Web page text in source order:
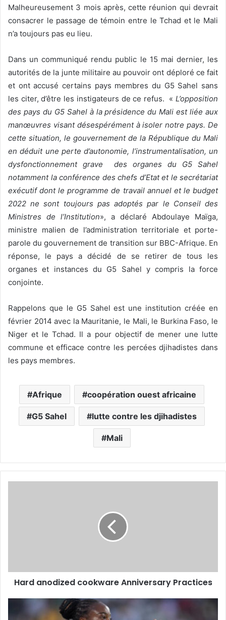
Malheureusement 3 mois après, cette réunion qui devrait
consacrer le passage de témoin entre le Tchad et le Mali
n’a toujours pas eu lieu.
Dans un communiqué rendu public le 15 mai dernier, les
autorités de la junte militaire au pouvoir ont déploré ce fait
et ont accusé certains pays membres du G5 Sahel sans
les citer, d’être les instigateurs de ce refus. « L’opposition
des pays du G5 Sahel à la présidence du Mali est liée aux
manœuvres visant désespérément à isoler notre pays. De
cette situation, le gouvernement de la République du Mali
en déduit une perte d’autonomie, l’instrumentalisation, un
dysfonctionnement grave des organes du G5 Sahel
notamment la conférence des chefs d’Etat et le secrétariat
exécutif dont le programme de travail annuel et le budget
2022 ne sont toujours pas adoptés par le Conseil des
Ministres de l’Institution», a déclaré Abdoulaye Maïga,
ministre malien de l’administration territoriale et porte-
parole du gouvernement de transition sur BBC-Afrique. En
réponse, le pays a décidé de se retirer de tous les
organes et instances du G5 Sahel y compris la force
conjointe.
Rappelons que le G5 Sahel est une institution créée en
février 2014 avec la Mauritanie, le Mali, le Burkina Faso, le
Niger et le Tchad. Il a pour objectif de mener une lutte
commune et efficace contre les percées djihadistes dans
les pays membres.
Afrique coopération ouest africaine
G5 Sahel lutte contre les djihadistes
Mali
Hard anodized cookware Anniversary Practices